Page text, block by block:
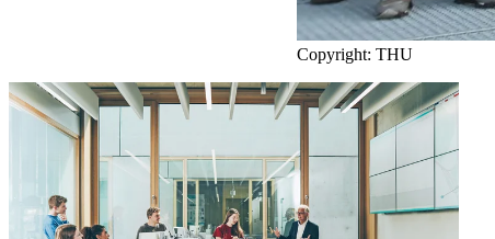
Copyright: THU